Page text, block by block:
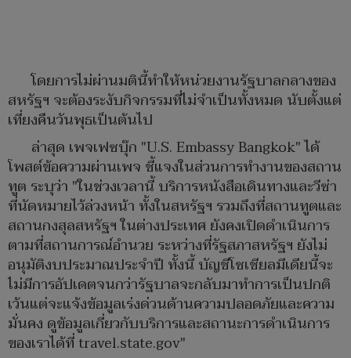
โดยการไม่ผ่านมตินี้ทำให้หน่วยงานรัฐบาลกลางของ
สหรัฐฯ จะต้องระงับกิจกรรมที่ไม่จำเป็นทั้งหมด นับตั้งแต่
เที่ยงคืนวันพุธเป็นต้นไป
ล่าสุด เพจเฟซบุ๊ก "U.S. Embassy Bangkok" ได้
โพสต์ข้อความผ่านเพจ ชี้แจงในส่วนการทำงานของสถาน
ทูต ระบุว่า "ในช่วงเวลานี้ บริการหนังสือเดินทางและวีซ่า
ที่นัดหมายไว้ล่วงหน้า ทั้งในสหรัฐฯ รวมถึงที่สถานทูตและ
สถานกงสุลสหรัฐฯ ในต่างประเทศ ยังคงเปิดดำเนินการ
ตามที่สถานการณ์อำนวย ระหว่างที่รัฐสภาสหรัฐฯ ยังไม่
อนุมัติงบประมาณประจำปี ทั้งนี้ บัญชีโซเชียลมีเดียนี้จะ
ไม่มีการอัปเดตจนกว่ารัฐบาลจะกลับมาทำการเป็นปกติ
เว้นแต่จะแจ้งข้อมูลเร่งด่วนด้านความปลอดภัยและความ
มั่นคง ดูข้อมูลเกี่ยวกับบริการและสถานะการดำเนินการ
ของเราได้ที่ travel.state.gov"